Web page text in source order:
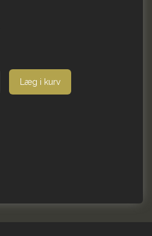
Læg i kurv